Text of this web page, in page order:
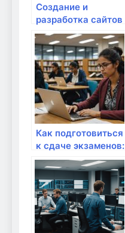
Создание и
разработка сайтов
под ключ от веб-
студии Halikov
Studio: качество и
инновации с 2009
года
Как подготовиться
к сдаче экзаменов:
полный
путеводитель от
ТебеЗачет.ru